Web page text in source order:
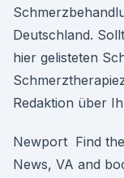
Deutschland.
hier gelisteten
Redaktion über
Newport Find
News, VA and